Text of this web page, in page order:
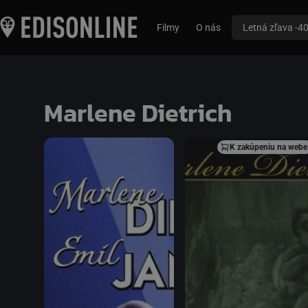
Filmy O nás Letná zľava -
Marlene Dietrich
K zakúpeniu na webe